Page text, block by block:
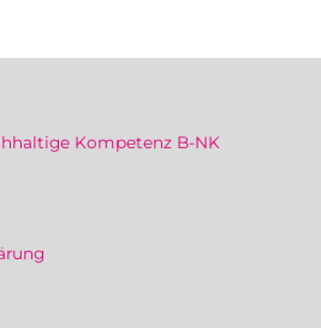
Kompetenz B-NK